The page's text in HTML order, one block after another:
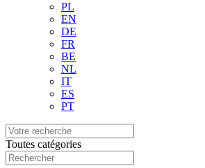
PL
EN
DE
FR
BE
NL
IT
ES
PT
Toutes catégories